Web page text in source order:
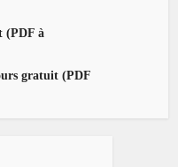
(PDF à
gratuit (PDF